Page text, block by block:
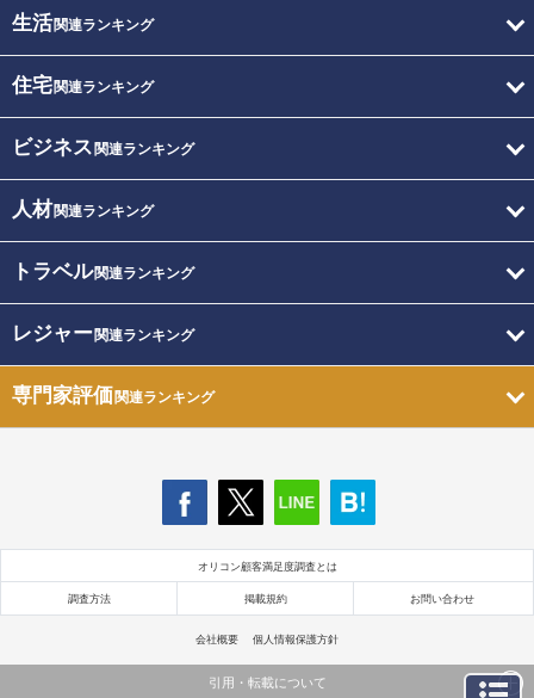
生活関連ランキング
住宅関連ランキング
ビジネス 関連ランキング
人材関連ランキング
トラベル関連ランキング
レジャー関連ランキング
専門家評価関連ランキング
オリコン顧客満足度調査とは
調査方法 掲載規約 お問い合わせ
会社概要 個人情報保護方針
引用・転載について